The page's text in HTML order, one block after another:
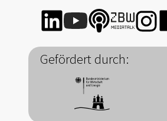
Gefördert durch: